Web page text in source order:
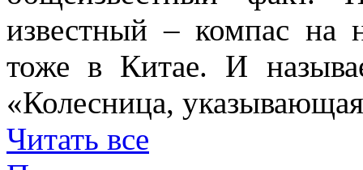
известный – компас на
тоже в Китае. И
«Колесница,
Читать все